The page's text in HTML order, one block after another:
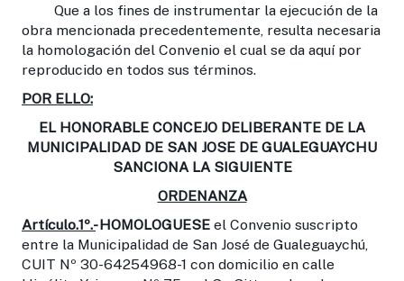
Que a los fines de instrumentar la ejecución de la
obra mencionada precedentemente, resulta necesaria
la homologación del Convenio el cual se da aquí por
reproducido en todos sus términos.
POR ELLO:
EL HONORABLE CONCEJO DELIBERANTE DE LA
MUNICIPALIDAD DE SAN JOSE DE GUALEGUAYCHU
SANCIONA LA SIGUIENTE
ORDENANZA
Artículo.1º.-HOMOLOGUESE el Convenio suscripto
entre la Municipalidad de San José de Gualeguaychú,
CUIT Nº 30-64254968-1 con domicilio en calle